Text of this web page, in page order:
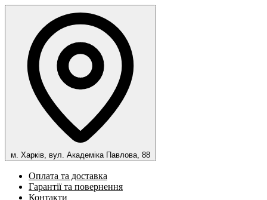
м. Харків, вул. Академіка Павлова, 88
Оплата та доставка
Гарантії та повернення
Контакти